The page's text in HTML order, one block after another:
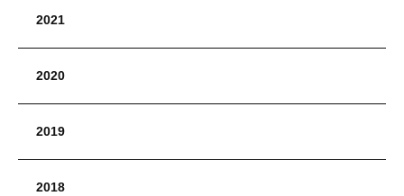
2021
2020
2019
2018